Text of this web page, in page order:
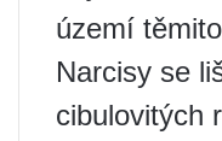
území
Narcisy se
cibulovitých